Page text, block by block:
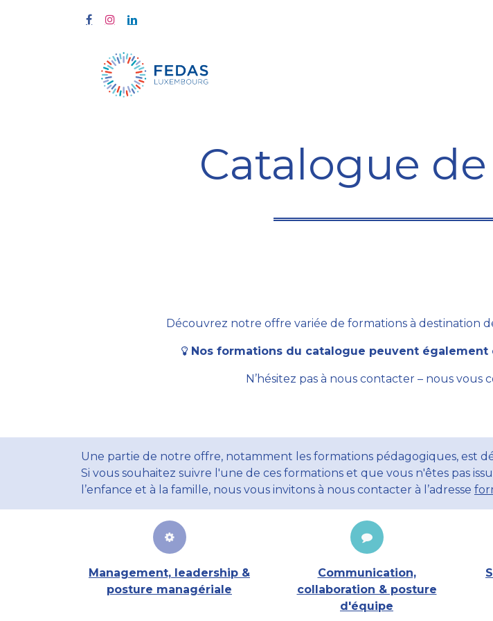
Catalogue
Découvrez notre offre variée de formations à destination
Nos formations du catalogue peuvent
N’hésitez pas à nous contacter – nous vous
Une partie de notre offre, notamment les formations pédagogiques, est
Si vous souhaitez suivre l'une de ces formations et que vous n'êtes pas
l’enfance et à la famille, nous vous invitons à nous contacter à l’adresse
Management, leadership &
posture managériale
Communication,
collaboration & posture
d'équipe